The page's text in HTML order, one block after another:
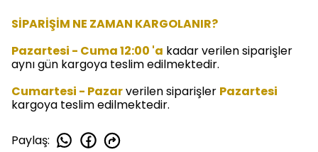
SİPARİŞİM NE ZAMAN KARGOLANIR?
Pazartesi - Cuma 12:00 'a kadar verilen siparişler
aynı gün kargoya teslim edilmektedir.
Cumartesi - Pazarverilen siparişler Pazartesi
kargoya teslim edilmektedir.
Paylaş: